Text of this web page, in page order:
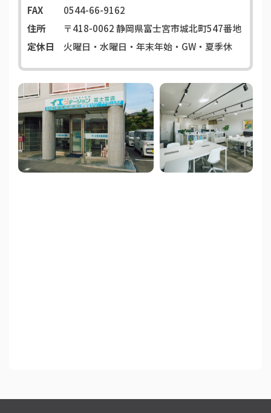
FAX
0544-66-9162
住所
〒418-0062静岡県富士宮市城北町547番地
定休日
火曜日・水曜日・年末年始・GW・夏季休